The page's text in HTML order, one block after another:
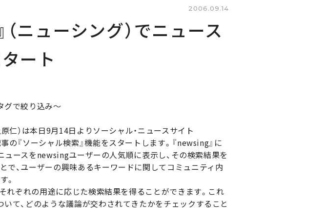
2006.09.14
ニューシング）でニュース
ート
グで絞り込み〜
仁）は本日9月14日よりソーシャル・ニュースサイト
事の『ソーシャル検索』機能をスタートします。『newsing』に
ースをnewsingユーザーの人気順に表示し、その検索結果を
、ユーザーの興味あるキーワードに関してコミュニティ内
。
れぞれの用途に応じた検索結果を得ることができます。これ
て、どのような議論が交わされてきたかをチェックすること